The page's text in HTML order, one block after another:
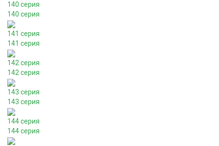
140 серия
140 серия
141 серия
141 серия
142 серия
142 серия
143 серия
143 серия
144 серия
144 серия